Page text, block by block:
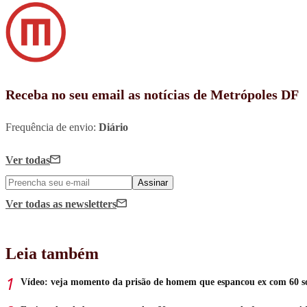
Receba no seu email as notícias de Metrópoles DF
Frequência de envio: Diário
Ver todas
Assinar
Ver todas as newsletters
Leia também
Vídeo: veja momento da prisão de homem que espancou ex com 60